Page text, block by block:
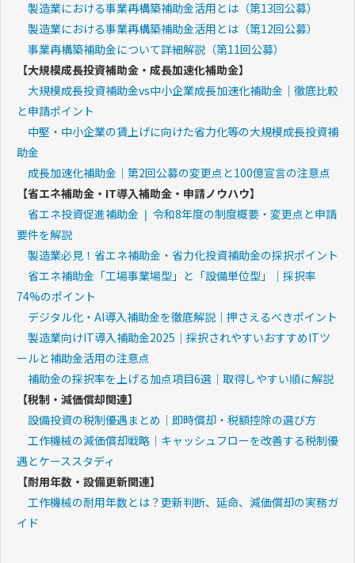
製造業における事業再構築補助金活用とは（第13回公募）
製造業における事業再構築補助金活用とは（第12回公募）
事業再構築補助金について詳細解説（第11回公募）
【大規模成長投資補助金・成長加速化補助金】
大規模成長投資補助金vs中小企業成長加速化補助金｜徹底比較
と申請ポイント
中堅・中小企業の賃上げに向けた省力化等の大規模成長投資補
助金
成長加速化補助金｜第2回公募の変更点と100億宣言の注意点
【省エネ補助金・IT導入補助金・申請ノウハウ】
省エネ投資促進補助金 ❘ 令和8年度の制度概要・変更点と申請
要件を解説
製造業必見！省エネ補助金・省力化投資補助金の採択ポイント
省エネ補助金「工場事業場型」と「設備単位型」｜採択率
74%のポイント
デジタル化・AI導入補助金を徹底解説｜押さえるべきポイント
製造業向けIT導入補助金2025｜採択されやすいおすすめITツ
ールと補助金活用の注意点
補助金の採択率を上げる加点項目6選｜取得しやすい順に解説
【税制・減価償却関連】
設備投資の税制優遇まとめ｜即時償却・税額控除の選び方
工作機械の減価償却戦略｜キャッシュフローを改善する税制優
遇とケーススタディ
【耐用年数・設備更新関連】
工作機械の耐用年数とは？更新判断、延命、減価償却の実務ガ
イド